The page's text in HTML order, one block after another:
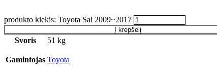
produkto kiekis: Toyota Sai 2009~2017
Į krepšelį
Svoris 51 kg
Gamintojas Toyota